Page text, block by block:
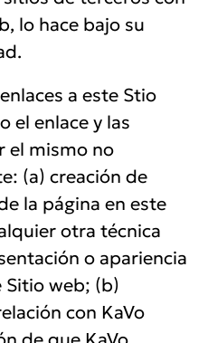
lo hace bajo su
a este Stio
el enlace y las
el mismo no
(a) creación de
la página en este
otra técnica
o apariencia
Sitio web; (b)
con KaVo